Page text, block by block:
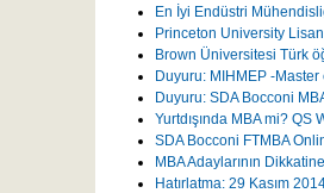
En İyi Endüstri
Princeton University
Brown Üniversitesi Türk
Duyuru: MIHMEP -
Duyuru: SDA Bocconi
Yurtdışında MBA mi? QS
SDA Bocconi FTMBA
MBA Adaylarının
Hatırlatma: 29 Kasım